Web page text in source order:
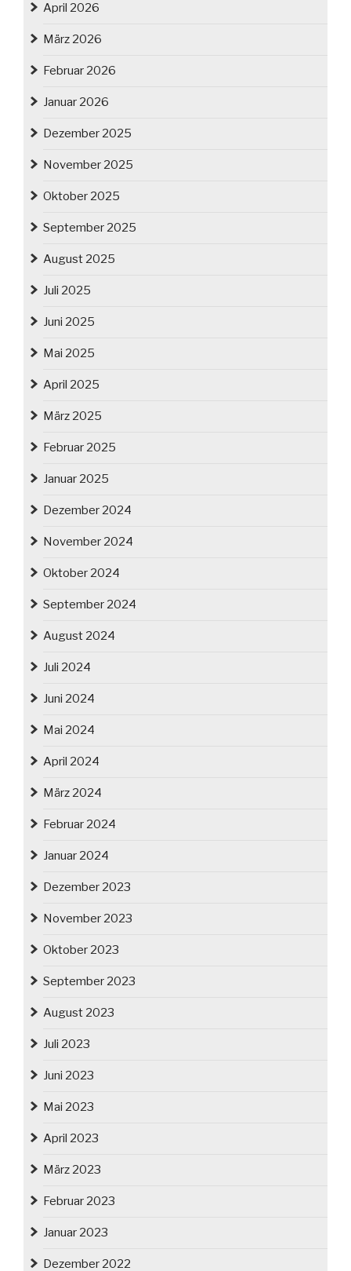
April 2026
März 2026
Februar 2026
Januar 2026
Dezember 2025
November 2025
Oktober 2025
September 2025
August 2025
Juli 2025
Juni 2025
Mai 2025
April 2025
März 2025
Februar 2025
Januar 2025
Dezember 2024
November 2024
Oktober 2024
September 2024
August 2024
Juli 2024
Juni 2024
Mai 2024
April 2024
März 2024
Februar 2024
Januar 2024
Dezember 2023
November 2023
Oktober 2023
September 2023
August 2023
Juli 2023
Juni 2023
Mai 2023
April 2023
März 2023
Februar 2023
Januar 2023
Dezember 2022